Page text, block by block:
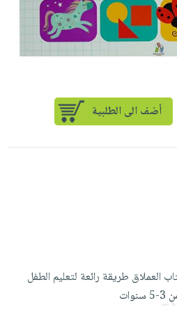
العملاق طريقة رائعة لتعليم الطفل
3-5 سنوات